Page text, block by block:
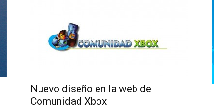
Nuevo diseño en la web de
Comunidad Xbox